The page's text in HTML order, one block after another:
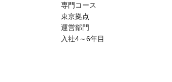
専門コース
東京拠点
運営部門
入社4～6年目